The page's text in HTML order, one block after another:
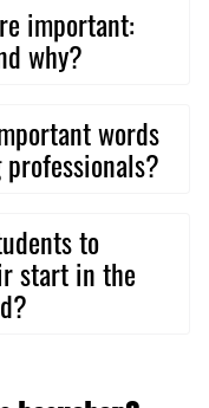
important:
why?
words
to
start in the